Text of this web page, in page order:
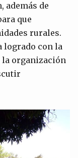
además de
que
rurales.
logrado con la
la organización